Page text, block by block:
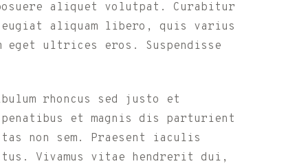
aliquet volutpat. Curabitur
aliquam libero, quis varius
ultrices eros. Suspendisse
rhoncus sed justo et
et magnis dis parturient
non sem. Praesent iaculis
Vivamus vitae hendrerit dui,